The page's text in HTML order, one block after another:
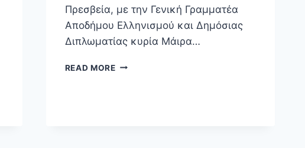
Πρεσβεία, με την Γενική Γραμματέα
Αποδήμου Ελληνισμού και Δημόσιας
Διπλωματίας κυρία Μάιρα…
READ MORE